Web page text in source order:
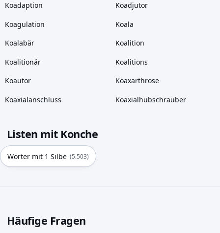
Koadaption Koadjutor
Koagulation Koala
Koalabär Koalition
Koalitionär Koalitions
Koautor Koaxarthrose
Koaxialanschluss Koaxialhubschrauber
Listen mit Konche
Wörter mit 1 Silbe (5.503)
Häufige Fragen